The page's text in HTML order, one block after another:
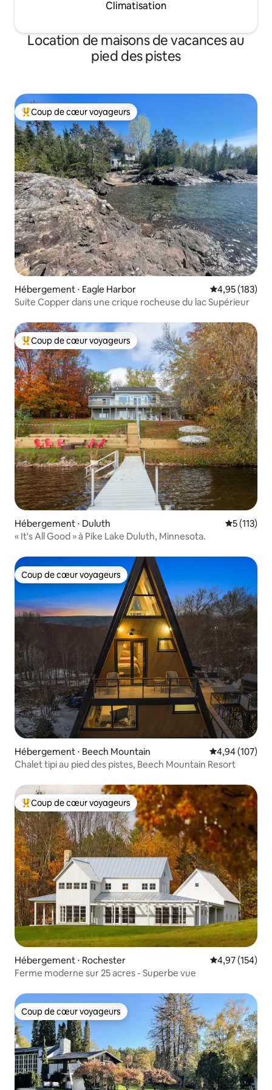
Climatisation
Location de maisons de vacances au
pied des pistes
Coups de cœur voyageurs les plus appréciés
Coup de cœur voyageurs
Hébergement ⋅ Eagle Harbor Évaluation
4,95 (183)
Suite Copper dans une crique rocheuse du lac Supérieur
Coups de cœur voyageurs les plus appréciés
Coup de cœur voyageurs
Hébergement ⋅ Duluth Évaluation
5 (113)
« It's All Good » à Pike Lake Duluth, Minnesota.
Coup de cœur voyageurs
Coup de cœur voyageurs
Hébergement ⋅ Beech Mountain Évaluation
4,94 (107)
Chalet tipi au pied des pistes, Beech Mountain Resort
Coups de cœur voyageurs les plus appréciés
Coup de cœur voyageurs
Hébergement ⋅ Rochester Évaluation
4,97 (154)
Ferme moderne sur 25 acres - Superbe vue
Coup de cœur voyageurs
Coup de cœur voyageurs